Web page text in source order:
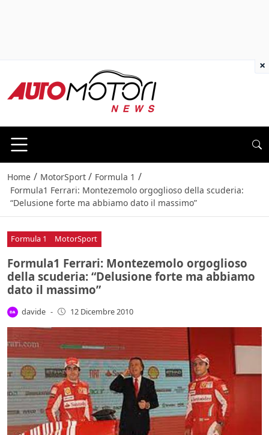
Home / MotorSport / Formula 1 /
Formula1 Ferrari: Montezemolo orgoglioso della scuderia:
“Delusione forte ma abbiamo dato il massimo”
Formula 1 MotorSport
Formula1 Ferrari: Montezemolo orgoglioso
della scuderia: “Delusione forte ma abbiamo
dato il massimo”
davide - 12 Dicembre 2010
×